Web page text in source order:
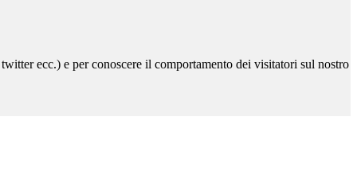
ecc.) e per conoscere il comportamento dei visitatori sul nostro